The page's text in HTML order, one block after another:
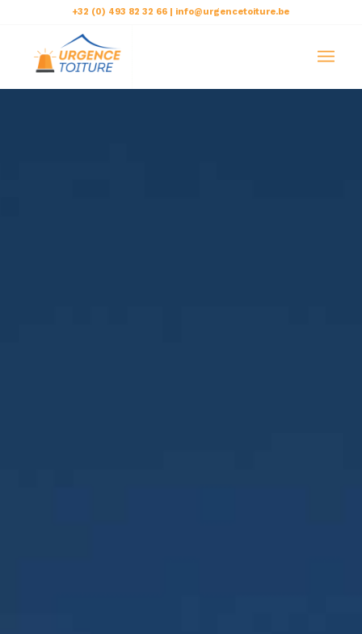
+32 (0) 493 82 32 66 | info@urgencetoiture.be